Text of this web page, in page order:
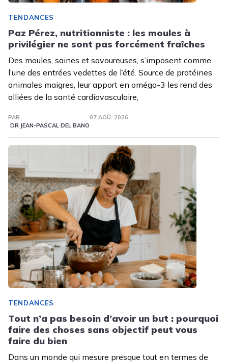
TENDANCES
Paz Pérez, nutritionniste : les moules à
privilégier ne sont pas forcément fraîches
Des moules, saines et savoureuses, s’imposent comme
l’une des entrées vedettes de l’été. Source de protéines
animales maigres, leur apport en oméga-3 les rend des
alliées de la santé cardiovasculaire,
PAR
DR JEAN-PASCAL DEL BANO
07 AOÛ. 2026
TENDANCES
Tout n’a pas besoin d’avoir un but : pourquoi
faire des choses sans objectif peut vous
faire du bien
Dans un monde qui mesure presque tout en termes de